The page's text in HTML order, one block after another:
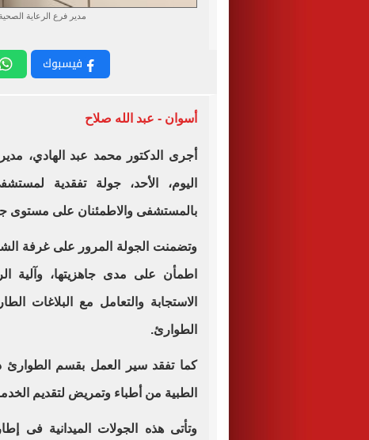
مدير فرع الرعاية
فيسبوك
أسوان - عبد الله صلاح
أجرى الدكتور محمد عبد الهادي،
اليوم، الأحد، جولة تفقدية
بالمستشفى والاطمئنان على مستوى
وتضمنت الجولة المرور على غرفة
اطمأن على مدى جاهزيتها، وآلية
الاستجابة والتعامل مع البلاغات
الطوارئ.
كما تفقد سير العمل بقسم
الطبية من أطباء وتمريض لتقديم
وتأتى هذه الجولات الميدانية فى